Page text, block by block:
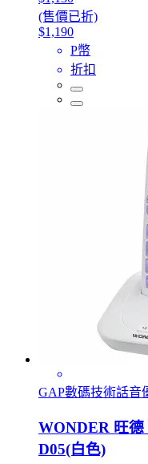
(售價已折)
$1,190
P幣
折扣
GAP數碼技術話音
WONDER 旺
D05(白色)